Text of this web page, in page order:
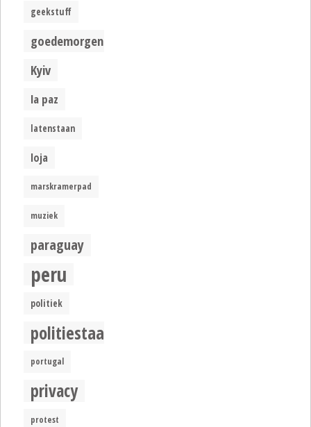
geekstuff
goedemorgen
Kyiv
la paz
latenstaan
loja
marskramerpad
muziek
paraguay
peru
politiek
politiestaat
portugal
privacy
protest